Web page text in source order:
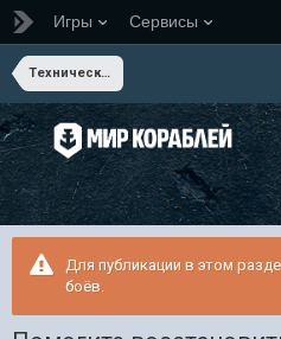
Игры Сервисы
Технические вопросы
Для публикации в этом
боёв.